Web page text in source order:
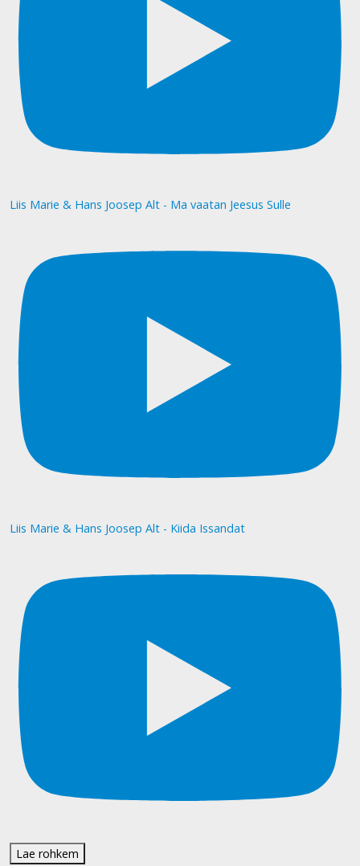
Liis Marie & Hans Joosep Alt - Ma vaatan Jeesus Sulle
Liis Marie & Hans Joosep Alt - Kiida Issandat
Lae rohkem